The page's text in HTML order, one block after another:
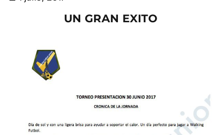
UN GRAN EXITO